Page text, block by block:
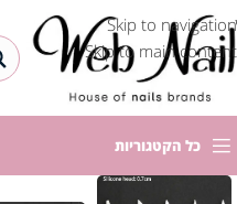
Skip to navigation
Skip to main content
כל הקטגוריות